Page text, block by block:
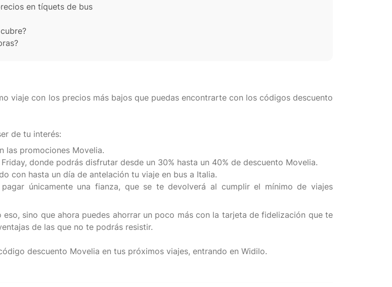
en tíquets de bus
viaje con los precios más bajos que puedas encontrarte con los códigos descuento
las promociones Movelia.
donde podrás disfrutar desde un 30% hasta un 40% de descuento Movelia.
con hasta un día de antelación tu viaje en bus a Italia.
únicamente una fianza, que se te devolverá al cumplir el mínimo de viajes
sino que ahora puedes ahorrar un poco más con la tarjeta de fidelización que te
de las que no te podrás resistir.